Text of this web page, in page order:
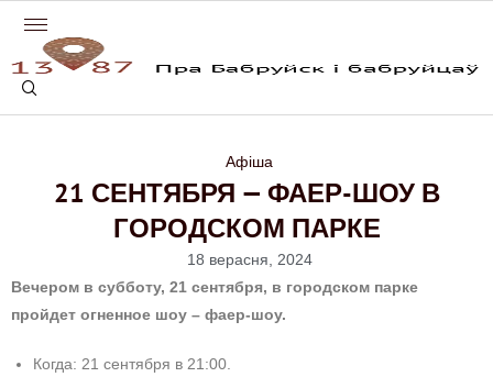
Афіша
21 СЕНТЯБРЯ — ФАЕР-ШОУ В
ГОРОДСКОМ ПАРКЕ
18 верасня, 2024
Вечером в субботу, 21 сентября, в городском парке
пройдет огненное шоу – фаер-шоу.
Когда: 21 сентября в 21:00.